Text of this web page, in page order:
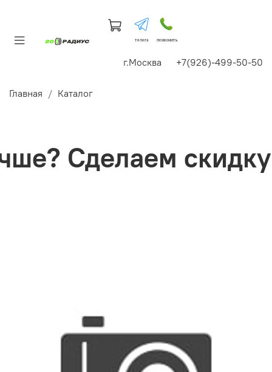
телега позвонить
г.Москва +7(926)-499-50-50
Главная Каталог
Сделаем